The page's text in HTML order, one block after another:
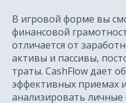
В игровой форме вы
финансовой
отличается от
активы и пассивы,
траты. CashFlow дает
эффективных приемах
анализировать